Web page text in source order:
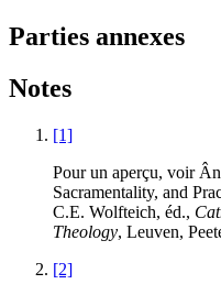
Parties annexes
Notes
[1]
Pour un aperçu, voir
Sacramentality, and
C.E. Wolfteich, éd.,
Theology, Leuven,
[2]